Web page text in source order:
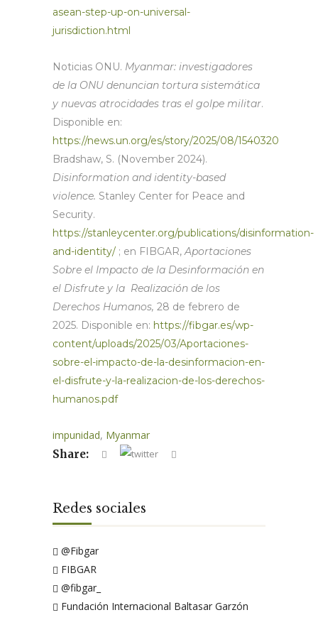
asean-step-up-on-universal-
jurisdiction.html
Noticias ONU. Myanmar: investigadores
de la ONU denuncian tortura sistemática
y nuevas atrocidades tras el golpe militar.
Disponible en:
https://news.un.org/es/story/2025/08/1540320
Bradshaw, S. (November 2024).
Disinformation and identity-based
violence. Stanley Center for Peace and
Security.
https://stanleycenter.org/publications/disinformation-
and-identity/ ; en FIBGAR,Aportaciones
Sobre el Impacto de la Desinformación en
el Disfrute y la Realización de los
Derechos Humanos, 28 de febrero de
2025. Disponible en: https://fibgar.es/wp-
content/uploads/2025/03/Aportaciones-
sobre-el-impacto-de-la-desinformacion-en-
el-disfrute-y-la-realizacion-de-los-derechos-
humanos.pdf
impunidad, Myanmar
Share:
Redes sociales
@Fibgar
FIBGAR
@fibgar_
Fundación Internacional Baltasar Garzón